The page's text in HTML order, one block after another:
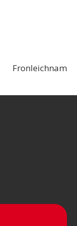
Fronleichnam